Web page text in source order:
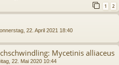
1 2
22. April 2021 18:40
Mycetinis alliaceus
22. Mai 2020 10:44